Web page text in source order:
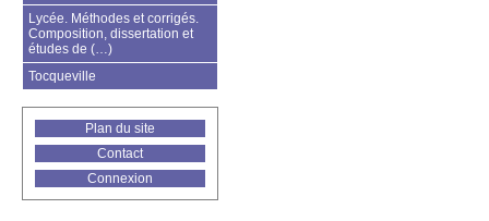
Lycée. Méthodes et corrigés.
Composition, dissertation et
études de (…)
Tocqueville
Plan du site
Contact
Connexion